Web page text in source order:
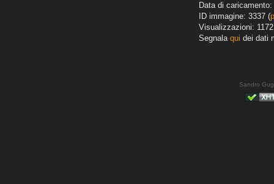
Data di
ID immagine: 3337 (
Visualizzazioni: 1172
Segnala qui dei dati
Sandro